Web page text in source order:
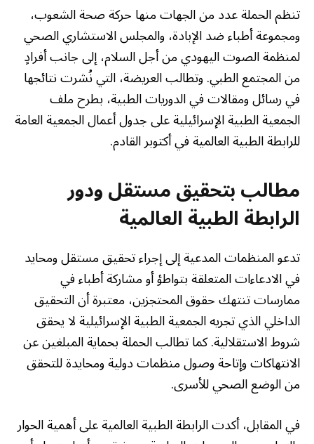
تنظم الحملة عدد من الجهات منها حركة صحة الشعوب،
ومجموعة أطباء ضد الإبادة، والمجلس الاستشاري الصحي
لمنظمة الصوت اليهودي من أجل السلام، إلى جانب أفرادٍ
من المجتمع الطبي. وتطالب العريضة، التي نُشرت نتائجها
في رسائل ومقالات في الدوريات الطبية، بطرح ملف
الجمعية الطبية الإسرائيلية على جدول أعمال الجمعية العامة
للرابطة الطبية العالمية في أكتوبر القادم.
مطالب بتحقيق مستقل ودور
الرابطة الطبية العالمية
تدعو المنظمات المدعية إلى إجراء تحقيق مستقل ومحايد
في الادعاءات المتعلقة بتواطؤ أو مشاركة أطباء في
ممارسات تنتهك حقوق المحتجزين، معتبرة أن التحقيق
الداخلي الذي تجريه الجمعية الطبية الإسرائيلية لا يحقق
شروط الاستقلالية. كما تطالب الحملة بحماية المبلغين عن
الانتهاكات وإتاحة وصول منظمات دولية ومحايدة للتحقق
من الوضع الصحي للأسرى.
في المقابل، أكدت الرابطة الطبية العالمية على أهمية الحوار